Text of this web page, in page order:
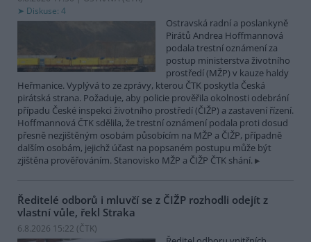
Diskuse: 4
Ostravská radní a poslankyně
Pirátů Andrea Hoffmannová
podala trestní oznámení za
postup ministerstva životního
prostředí (MŽP) v kauze haldy
Heřmanice. Vyplývá to ze zprávy, kterou ČTK poskytla Česká
pirátská strana. Požaduje, aby policie prověřila okolnosti odebrání
případu České inspekci životního prostředí (ČIŽP) a zastavení řízení.
Hoffmannová ČTK sdělila, že trestní oznámení podala proti dosud
přesně nezjištěným osobám působícím na MŽP a ČIŽP, případně
dalším osobám, jejichž účast na popsaném postupu může být
zjištěna prověřováním. Stanovisko MŽP a ČIŽP ČTK shání.
Ředitelé odborů i mluvčí se z ČIŽP rozhodli odejít z
vlastní vůle, řekl Straka
6.8.2026 15:22 (ČTK)